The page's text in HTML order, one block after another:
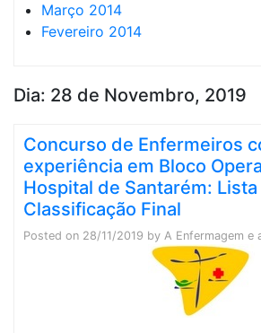
Março 2014
Fevereiro 2014
Dia: 28 de Novembro, 2019
Concurso de Enfermeiros
experiência em Bloco
Hospital de Santarém:
Classificação Final
Posted on 28/11/2019 by A Enfermagem e